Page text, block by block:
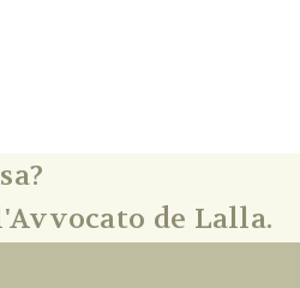
de Lalla.